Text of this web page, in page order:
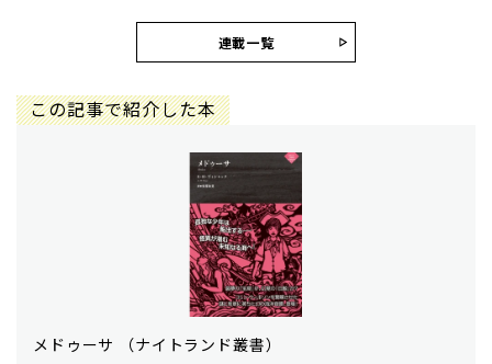
連載一覧
この記事で紹介した本
メドゥーサ （ナイトランド叢書）